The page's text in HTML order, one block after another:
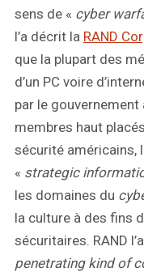
sens de « cyber
l’a décrit la RAND
que la plupart des
d’un PC voire
par le gouvernement
membres haut
sécurité américains,
« strategic
les domaines du
la culture à des fins
sécuritaires. RAND
penetrating kind of